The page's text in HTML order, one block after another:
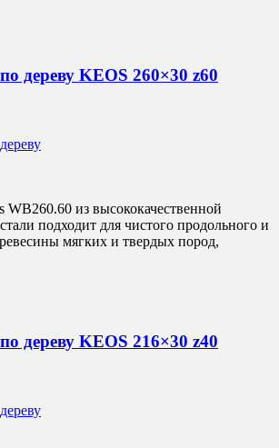
дереву KEOS 260×30 z60
из высококачественной
подходит для чистого продольного и
мягких и твердых пород,
дереву KEOS 216×30 z40